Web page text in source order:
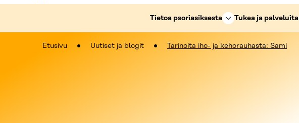
Tietoa psoriasiksesta Tukea ja palveluita
Etusivu Uutiset ja blogit Tarinoita iho- ja kehorauhasta: Sami